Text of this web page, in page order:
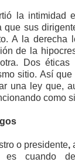
la intimidad
que sus
A la derecha
de la
Dos éticas
sitio. Así
una ley que,
como
o presidente,
es cuando